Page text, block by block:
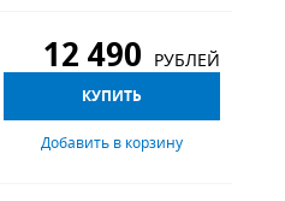
12 490 РУБЛЕЙ
КУПИТЬ
Добавить в корзину